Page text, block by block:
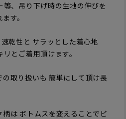
等、吊り下げ時の生地の伸びを
す。
乾性と サラッとした着心地
とご着用頂けます。
取り扱いも 簡単にして頂け長
は ボトムスを変えることでビ